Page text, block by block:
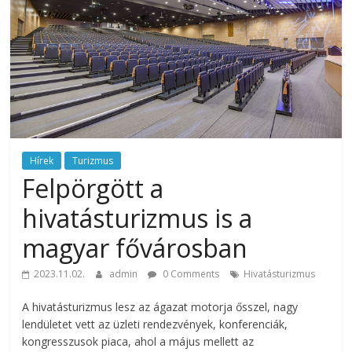
rendezvény
ajánlatok.
Rendezvények,
rendezvénytechnika,
rendezvényeszközök,
rendezvénygasztronómia,
catering.
Útmutató
úgy
profi
rendezvényszervező
mint
rendezvények
szervezőinek,
Hírek Turizmus
Felpörgött a
hivatásturizmus is a
magyar fővárosban
2023.11.02. admin 0 Comments Hivatásturizmus
A hivatásturizmus lesz az ágazat motorja ősszel, nagy
lendületet vett az üzleti rendezvények, konferenciák,
kongresszusok piaca, ahol a május mellett az